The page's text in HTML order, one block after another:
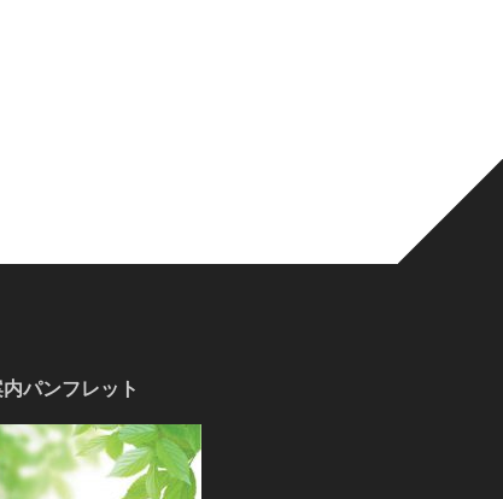
パンフレット